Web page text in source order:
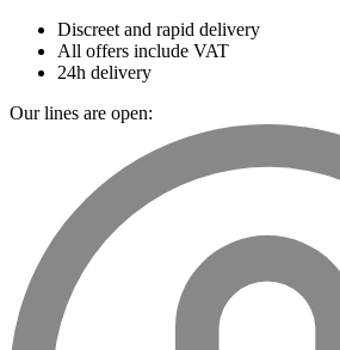
Discreet and rapid delivery
All offers include VAT
24h delivery
Our lines are open: